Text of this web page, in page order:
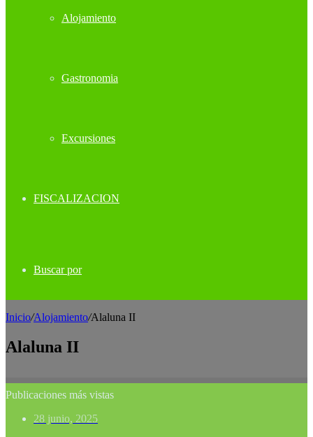
Alojamiento
Gastronomia
Excursiones
FISCALIZACION
Buscar por
Inicio/Alojamiento/Alaluna II
Alaluna II
Publicaciones más vistas
28 junio, 2025